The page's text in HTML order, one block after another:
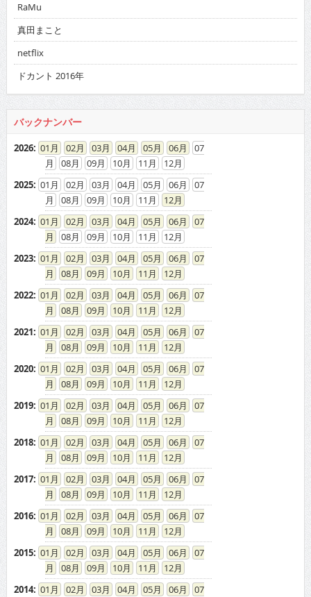
RaMu
真田まこと
netflix
ドカント 2016年
バックナンバー
2026: 01 02 03 04 05 06
07
08
09 10 11
12
2025: 01 02 03 04 05 06
07
08
09 10 11
12
2024: 01 02 03 04 05 06
07
08
09 10 11
12
2023: 01 02 03 04 05 06
07
08
09 10 11
12
2022: 01 02 03 04 05 06
07
08
09 10 11
12
2021: 01 02 03 04 05 06
07
08
09 10 11
12
2020: 01 02 03 04 05 06
07
08
09 10 11
12
2019: 01 02 03 04 05 06
07
08
09 10 11
12
2018: 01 02 03 04 05 06
07
08
09 10 11
12
2017: 01 02 03 04 05 06
07
08
09 10 11
12
2016: 01 02 03 04 05 06
07
08
09 10 11
12
2015: 01 02 03 04 05 06
07
08
09 10 11
12
2014: 01 02 03 04 05 06
07